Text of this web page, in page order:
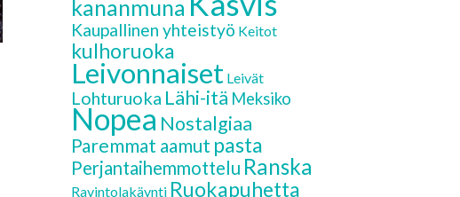
kananmuna
Kaupallinen yhteistyö Keitot
kulhoruoka
Leivonnaiset Leivät
Lohturuoka Lähi-itä Meksiko
Nopea Nostalgiaa
Paremmat aamut pasta
Perjantaihemmottelu Ranska
Ravintolakäynti Ruokapuhetta